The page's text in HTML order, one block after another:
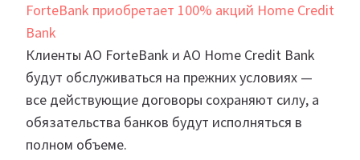
ForteBank приобретает 100% акций Home Credit
Bank
Клиенты АО ForteBank и АО Home Credit Bank
будут обслуживаться на прежних условиях —
все действующие договоры сохраняют силу, а
обязательства банков будут исполняться в
полном объеме.